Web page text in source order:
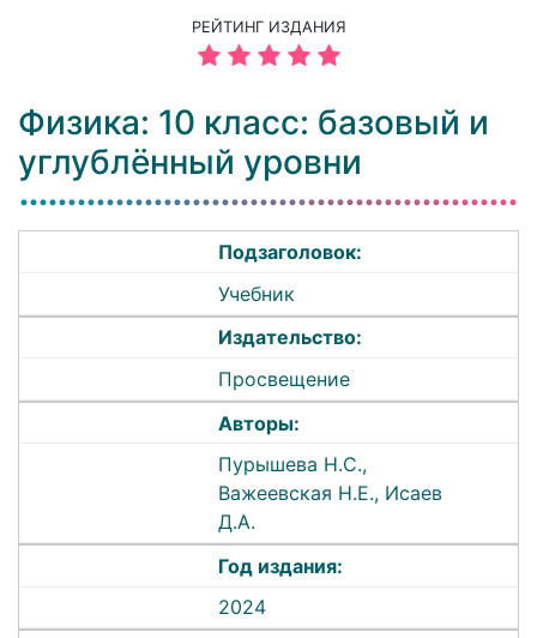
РЕЙТИНГ ИЗДАНИЯ
Физика: 10 класс: базовый и
углублённый уровни
Подзаголовок:
Учебник
Издательство:
Просвещение
Авторы:
Пурышева Н.С.,
Важеевская Н.Е., Исаев
Д.А.
Год издания:
2024